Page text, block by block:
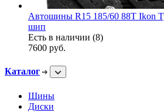
Автошины R15 185/60 88T Ikon
шип
Есть в наличии (8)
7600 руб.
Каталог
Шины
Диски